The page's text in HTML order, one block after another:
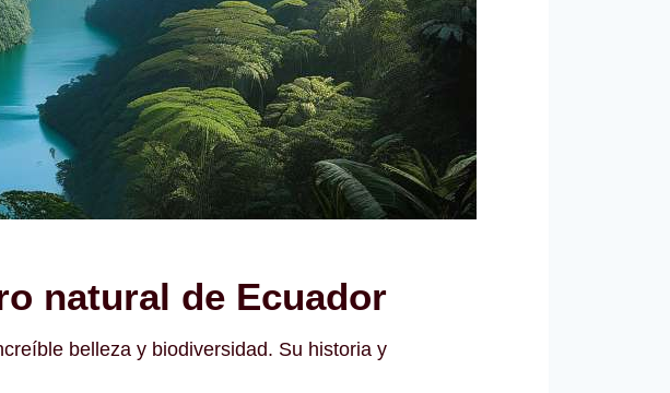
natural de Ecuador
belleza y biodiversidad. Su historia y